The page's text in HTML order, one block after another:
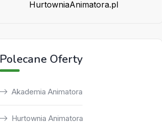
HurtowniaAnimatora.pl
Polecane Oferty
Akademia Animatora
Hurtownia Animatora